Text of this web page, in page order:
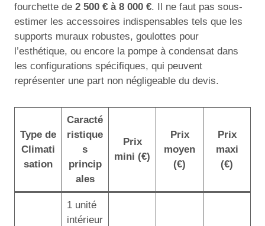
fourchette de 2 500 € à 8 000 €. Il ne faut pas sous-
estimer les accessoires indispensables tels que les
supports muraux robustes, goulottes pour
l’esthétique, ou encore la pompe à condensat dans
les configurations spécifiques, qui peuvent
représenter une part non négligeable du devis.
Type de
Climati
sation
Caracté
ristique
s
princip
ales
Prix
mini (€)
Prix
moyen
(€)
Prix
maxi
(€)
1 unité
intérieur